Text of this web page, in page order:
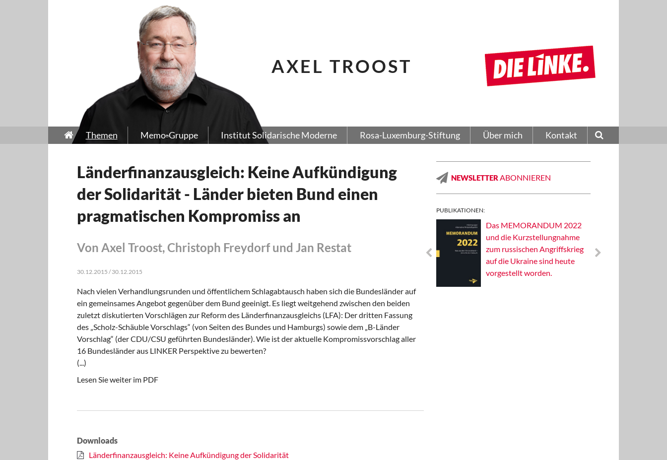
AXEL TROOST
Themen Memo-Gruppe Institut Solidarische Moderne Rosa-Luxemburg-Stiftung Über mich Kontakt
Länderfinanzausgleich: Keine Aufkündigung
der Solidarität - Länder bieten Bund einen
pragmatischen Kompromiss an
Von Axel Troost, Christoph Freydorf und Jan Restat
30.12.2015 / 30.12.2015
Nach vielen Verhandlungsrunden und öffentlichem Schlagabtausch haben sich die Bundesländer auf
ein gemeinsames Angebot gegenüber dem Bund geeinigt. Es liegt weitgehend zwischen den beiden
zuletzt diskutierten Vorschlägen zur Reform des Länderfinanzausgleichs (LFA): Der dritten Fassung
des „Scholz-Schäuble Vorschlags“ (von Seiten des Bundes und Hamburgs) sowie dem „B-Länder
Vorschlag“ (der CDU/CSU geführten Bundesländer). Wie ist der aktuelle Kompromissvorschlag aller
16 Bundesländer aus LINKER Perspektive zu bewerten?
(...)
Lesen Sie weiter im PDF
Downloads
Länderfinanzausgleich: Keine Aufkündigung der Solidarität
NEWSLETTER ABONNIEREN
PUBLIKATIONEN:
Das MEMORANDUM 2022
und die Kurzstellungnahme
zum russischen Angriffskrieg
auf die Ukraine sind heute
vorgestellt worden.